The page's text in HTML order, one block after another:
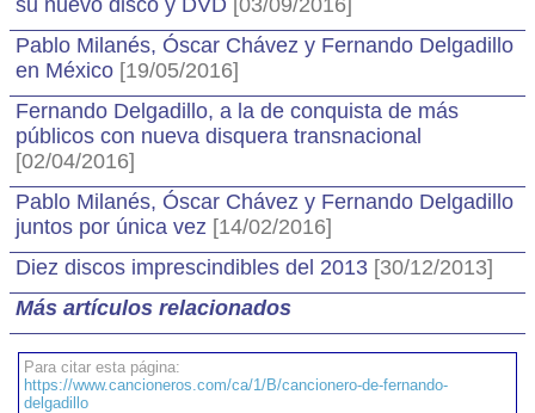
su nuevo disco y DVD [03/09/2016]
Pablo Milanés, Óscar Chávez y Fernando Delgadillo
en México [19/05/2016]
Fernando Delgadillo, a la de conquista de más
públicos con nueva disquera transnacional
[02/04/2016]
Pablo Milanés, Óscar Chávez y Fernando Delgadillo
juntos por única vez [14/02/2016]
Diez discos imprescindibles del 2013 [30/12/2013]
Más artículos relacionados
Para citar esta página:
https://www.cancioneros.com/ca/1/B/cancionero-de-fernando-
delgadillo